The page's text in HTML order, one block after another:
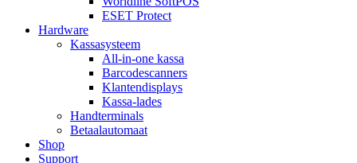
ESET Protect
Hardware
Kassasysteem
All-in-one kassa
Barcodescanners
Klantendisplays
Kassa-lades
Handterminals
Betaalautomaat
Shop
Support